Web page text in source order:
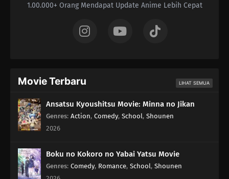
1.00.000+ Orang Mendapat Update Anime Lebih Cepat
Movie Terbaru LIHAT SEMUA
Ansatsu Kyoushitsu Movie: Minna no Jikan
Genres: Action, Comedy, School, Shounen
2026
Boku no Kokoro no Yabai Yatsu Movie
Genres: Comedy, Romance, School, Shounen